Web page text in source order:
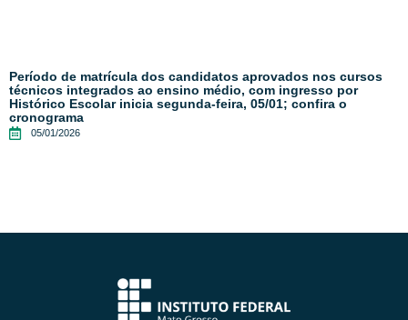
Período de matrícula dos candidatos aprovados nos cursos
técnicos integrados ao ensino médio, com ingresso por
Histórico Escolar inicia segunda-feira, 05/01; confira o
cronograma
05/01/2026